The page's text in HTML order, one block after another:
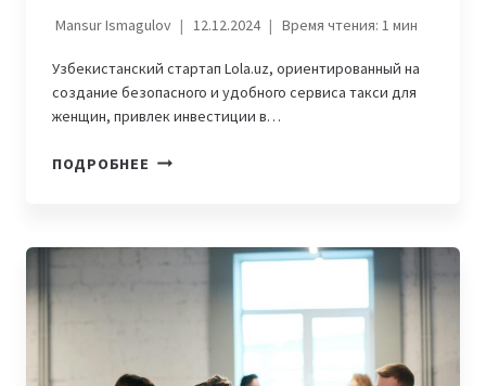
Mansur Ismagulov 12.12.2024 Время чтения: 1мин
Узбекистанский стартап Lola.uz, ориентированный на
создание безопасного и удобного сервиса такси для
женщин, привлек инвестиции в…
ПОДРОБНЕЕ ЖЕНСКИЙ